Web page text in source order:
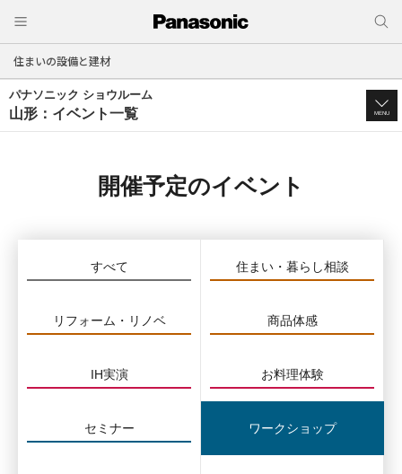
住まいの設備と建材
パナソニック ショウルーム
山形：イベント一覧 MENU
開催予定のイベント
すべて 住まい・暮らし相談
リフォーム・リノベ 商品体感
IH実演 お料理体験
セミナー ワークショップ